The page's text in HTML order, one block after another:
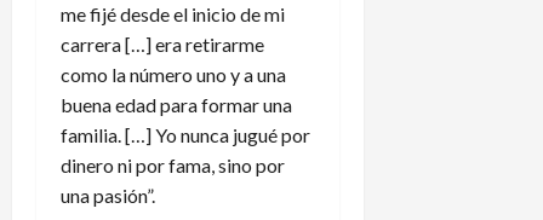
me fijé desde el inicio de mi
carrera […] era retirarme
como la número uno y a una
buena edad para formar una
familia. […] Yo nunca jugué por
dinero ni por fama, sino por
una pasión”.